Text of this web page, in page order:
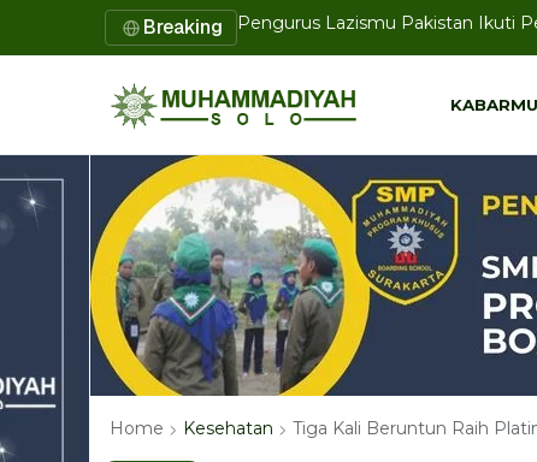
Breaking
Pengurus Lazismu Pakistan Ikuti
Disertasi Doktor UMS Tawarkan
KABARMU
Home Kesehatan Tiga Kali Beruntun Raih